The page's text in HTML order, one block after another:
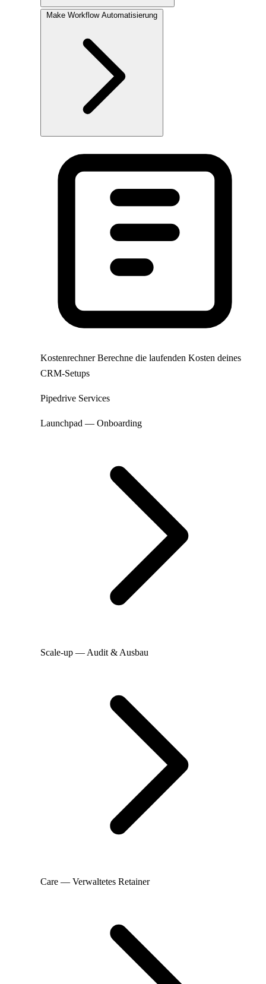
Make Workflow Automatisierung
KostenrechnerBerechne die laufenden Kosten deines
CRM-Setups
Pipedrive Services
Launchpad — Onboarding
Scale-up — Audit & Ausbau
Care — Verwaltetes Retainer